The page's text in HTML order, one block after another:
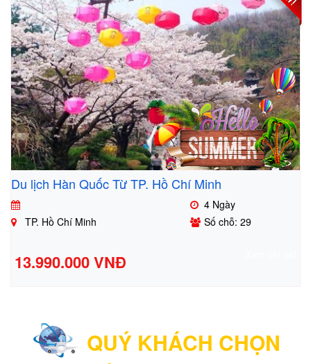
Du lịch Hàn Quốc Từ TP. Hồ Chí Minh
4 Ngày
TP. Hồ Chí Minh
Số chỗ: 29
13.990.000 VNĐ
QUÝ KHÁCH CHỌN